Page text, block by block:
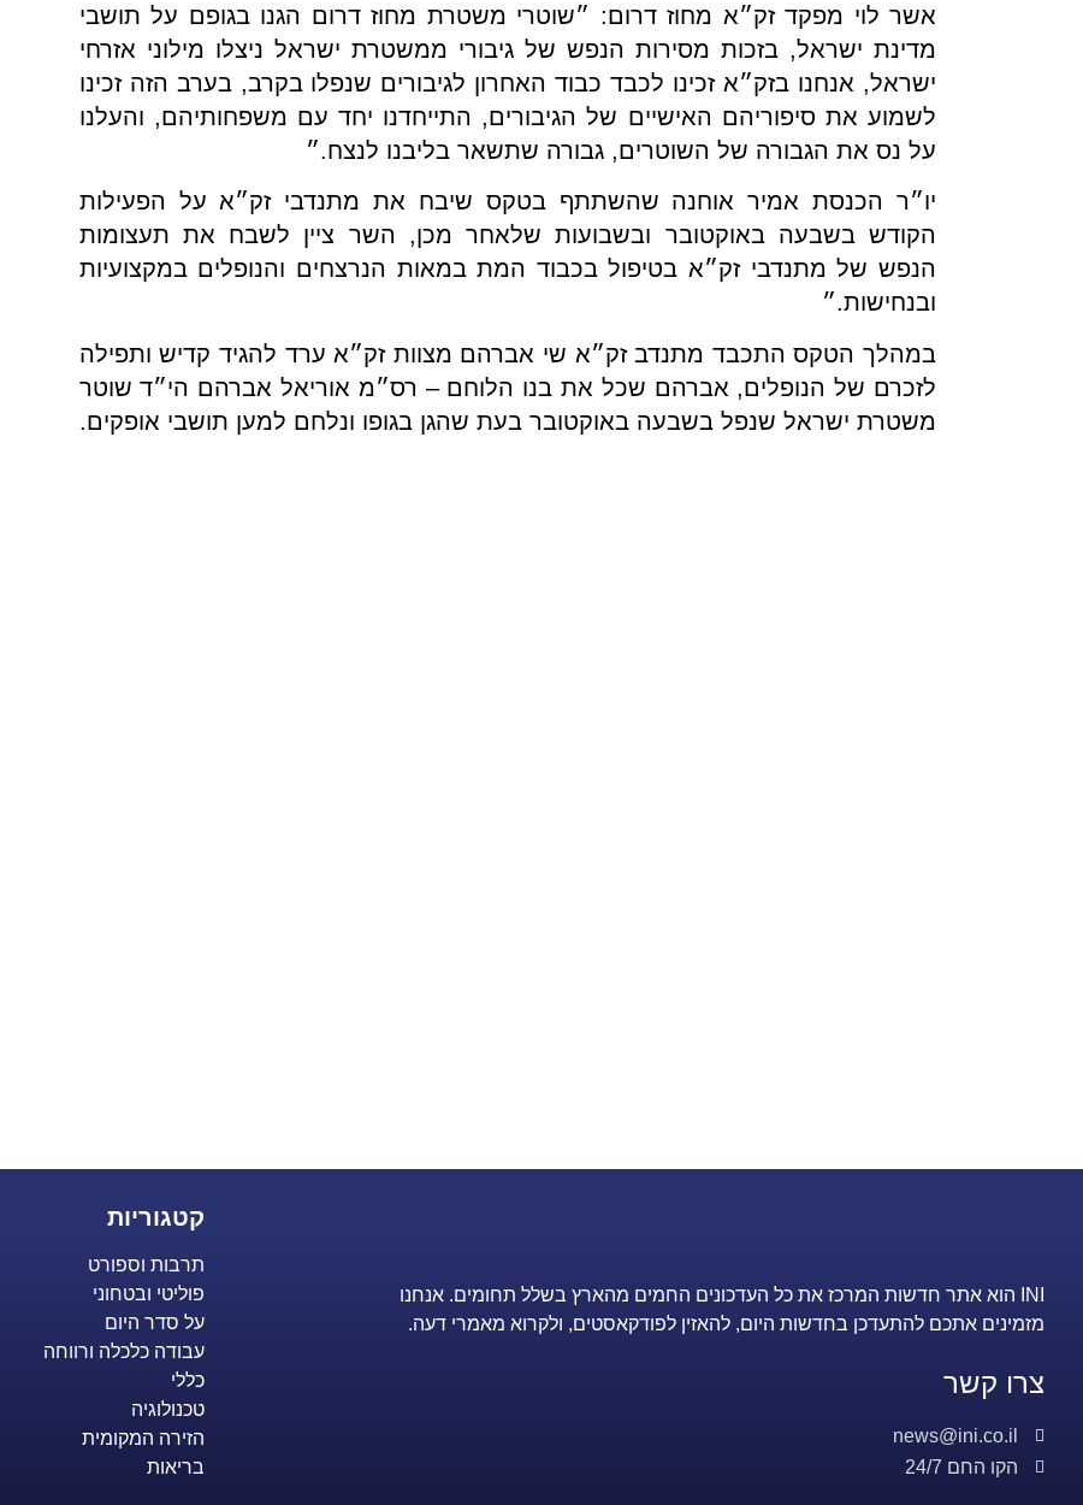
אשר לוי מפקד זק״א מחוז דרום: ״שוטרי משטרת מחוז דרום הגנו בגופם על תושבי
מדינת ישראל, בזכות מסירות הנפש של גיבורי ממשטרת ישראל ניצלו מילוני אזרחי
ישראל, אנחנו בזק״א זכינו לכבד כבוד האחרון לגיבורים שנפלו בקרב, בערב הזה זכינו
לשמוע את סיפוריהם האישיים של הגיבורים, התייחדנו יחד עם משפחותיהם, והעלנו
על נס את הגבורה של השוטרים, גבורה שתשאר בליבנו לנצח.״
יו״ר הכנסת אמיר אוחנה שהשתתף בטקס שיבח את מתנדבי זק״א על הפעילות
הקודש בשבעה באוקטובר ובשבועות שלאחר מכן, השר ציין לשבח את תעצומות
הנפש של מתנדבי זק״א בטיפול בכבוד המת במאות הנרצחים והנופלים במקצועיות
ובנחישות.״
במהלך הטקס התכבד מתנדב זק״א שי אברהם מצוות זק״א ערד להגיד קדיש ותפילה
לזכרם של הנופלים, אברהם שכל את בנו הלוחם – רס״מ אוריאל אברהם הי״ד שוטר
משטרת ישראל שנפל בשבעה באוקטובר בעת שהגן בגופו ונלחם למען תושבי אופקים.
INI הוא אתר חדשות המרכז את כל העדכונים החמים מהארץ בשלל תחומים. אנחנו
מזמינים אתכם להתעדכן בחדשות היום, להאזין לפודקאסטים, ולקרוא מאמרי דעה.
צרו קשר
news@ini.co.il
הקו החם 24/7
קטגוריות
תרבות וספורט
פוליטי ובטחוני
על סדר היום
עבודה כלכלה ורווחה
כללי
טכנולוגיה
הזירה המקומית
בריאות